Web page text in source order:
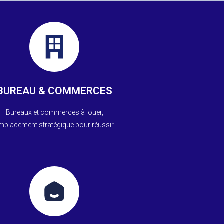
& COMMERCES
Bureaux et commerces à louer,
stratégique pour réussir.
Bureaux Et Commerces
Lorem ipsum dolor sit amet
En savoir +
visite !
En savoir +